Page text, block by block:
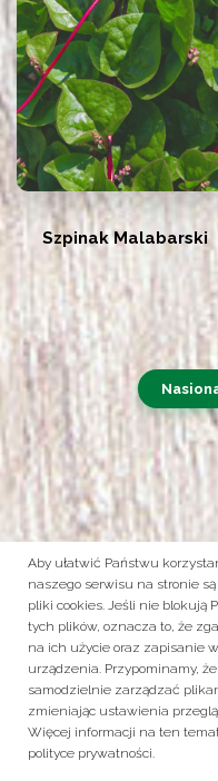
Szpinak Malabarski
Obserwuj nas na:
Kontakt Polityka
© 2026 ROLTICO. Korzysta z
Aby ułatwić Państwu
naszego serwisu na stronie
pliki cookies. Jeśli nie blokują
tych plików, oznacza to, że
na ich użycie oraz zapisanie
urządzenia. Przypominamy,
samodzielnie zarządzać
zmieniając ustawienia
Więcej informacji na ten
polityce prywatności.